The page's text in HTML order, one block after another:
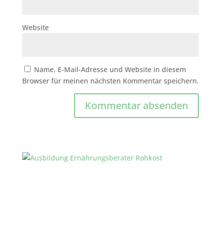
Website
Name, E-Mail-Adresse und Website in diesem
Browser für meinen nächsten Kommentar speichern.